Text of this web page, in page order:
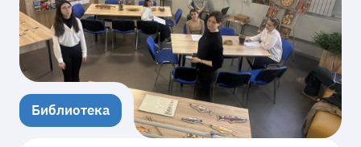
Библиотека